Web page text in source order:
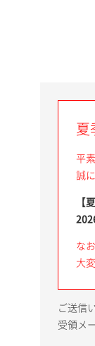
夏
平
誠
【
な
大
ご送信
受領メ